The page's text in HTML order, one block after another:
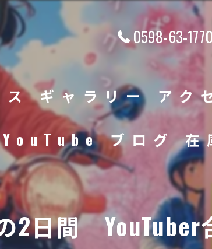
0598-63-
ス ギャラリー アク
YouTube ブログ 在
中古
バイ
2日間 YouTuber